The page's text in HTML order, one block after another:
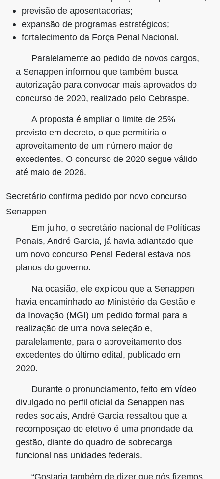
previsão de aposentadorias;
expansão de programas estratégicos;
fortalecimento da Força Penal Nacional.
Paralelamente ao pedido de novos cargos,
a Senappen informou que também busca
autorização para convocar mais aprovados do
concurso de 2020, realizado pelo Cebraspe.
A proposta é ampliar o limite de 25%
previsto em decreto, o que permitiria o
aproveitamento de um número maior de
excedentes. O concurso de 2020 segue válido
até maio de 2026.
Secretário confirma pedido por novo concurso
Senappen
Em julho, o secretário nacional de Políticas
Penais, André Garcia, já havia adiantado que
um novo concurso Penal Federal estava nos
planos do governo.
Na ocasião, ele explicou que a Senappen
havia encaminhado ao Ministério da Gestão e
da Inovação (MGI) um pedido formal para a
realização de uma nova seleção e,
paralelamente, para o aproveitamento dos
excedentes do último edital, publicado em
2020.
Durante o pronunciamento, feito em vídeo
divulgado no perfil oficial da Senappen nas
redes sociais, André Garcia ressaltou que a
recomposição do efetivo é uma prioridade da
gestão, diante do quadro de sobrecarga
funcional nas unidades federais.
“Gostaria também de dizer que nós fizemos